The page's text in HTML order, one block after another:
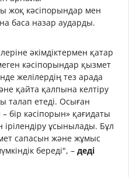
жоқ кәсіпорындар мен
баса назар аударды.
әкімдіктермен қатар
кәсіпорындар қызмет
желілердің тез арада
қайта қалпына келтіру
етеді. Осыған
бір кәсіпорын» қағидаты
ұсынылады. Бұл
сапасын және жұмыс
береді", – деді